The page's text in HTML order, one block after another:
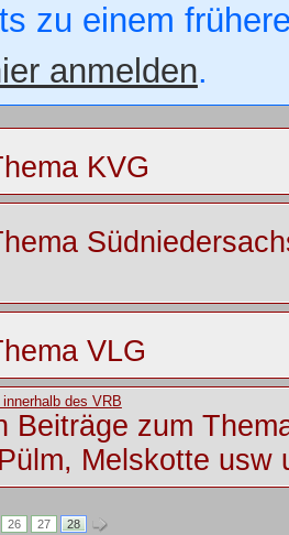
zu einem
anmelden.
KVG
VLG
des VRB
Beiträge zum
Melskotte usw
26 27 28